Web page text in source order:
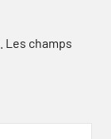
Les champs